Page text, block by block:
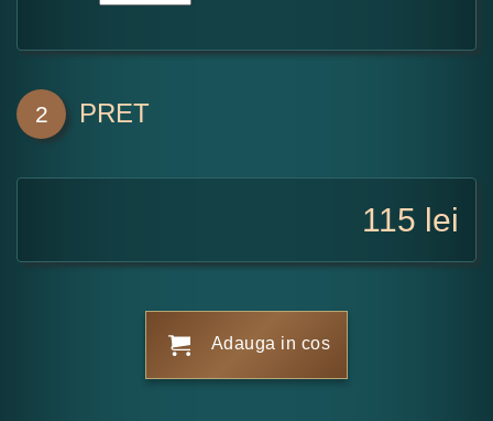
2 PRET
115 lei
Adauga in cos